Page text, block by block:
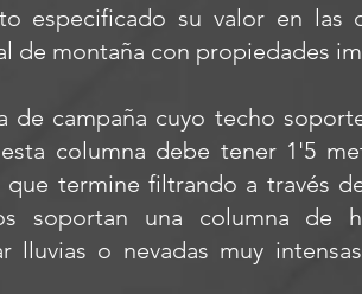
especificado su valor en las
de montaña con propiedades
de campaña cuyo techo
columna debe tener 1'5
que termine filtrando a través
soportan una columna de
lluvias o nevadas muy